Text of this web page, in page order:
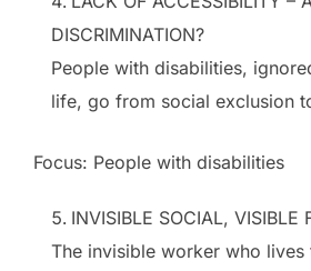
DISCRIMINATION?
People with disabilities,
life, go from social exclusion
Focus: People with disabilities
INVISIBLE SOCIAL, VISIBLE
The invisible worker who lives